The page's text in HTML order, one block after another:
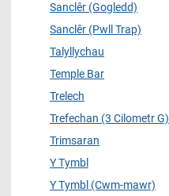
Sanclêr (Gogledd)
Sanclêr (Pwll Trap)
Talyllychau
Temple Bar
Trelech
Trefechan (3 Cilometr G)
Trimsaran
Y Tymbl
Y Tymbl (Cwm-mawr)